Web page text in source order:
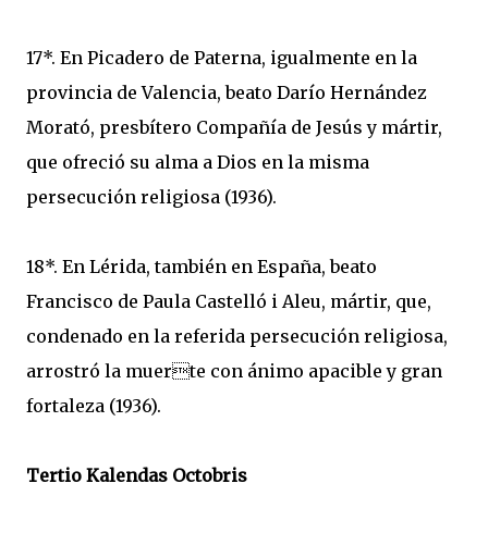
17*. En Picadero de Paterna, igualmente en la
provincia de Valencia, beato Darío Hernández
Morató, presbítero Compañía de Jesús y mártir,
que ofreció su alma a Dios en la misma
persecución religiosa (1936).
18*. En Lérida, también en España, beato
Francisco de Paula Castelló i Aleu, mártir, que,
condenado en la referida persecución religiosa,
arrostró la muerte con ánimo apacible y gran
fortaleza (1936).
Tertio Kalendas Octobris